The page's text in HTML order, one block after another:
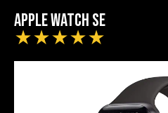
Apple Watch SE
★★★★★